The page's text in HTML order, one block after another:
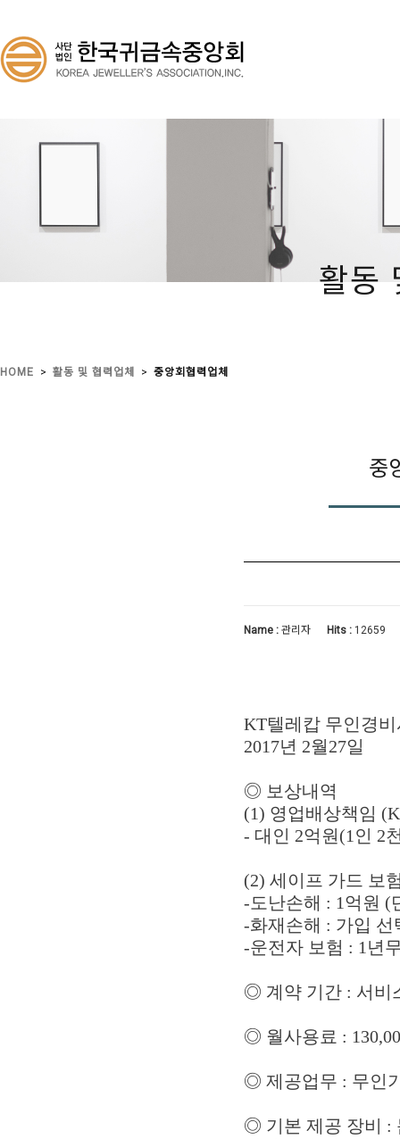
활동
HOME > 활동 및 협력업체 > 중앙회협력업체
중
Name :관리자 Hits :12659
KT텔레캅 무인경
2017년 2월27일
◎ 보상내역
(1) 영업배상책임
- 대인 2억원(1인 2
(2) 세이프 가드 보
-도난손해 : 1억원 (
-화재손해 : 가입
-운전자 보험 : 1년
◎ 계약 기간 : 서비
◎ 월사용료 :
◎ 제공업무 : 무인
◎ 기본 제공 장비 :